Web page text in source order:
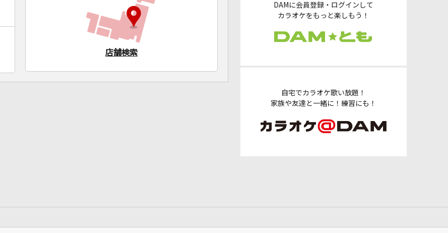
DAMに会員登録・ログインして
カラオケをもっと楽しもう！
自宅でカラオケ歌い放題！
家族や友達と一緒に！練習にも！
店舗検索